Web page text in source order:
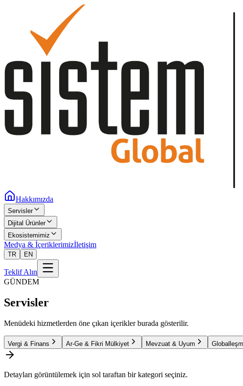
Hakkımızda
Servisler
Dijital Ürünler
Ekosistemimiz
Medya & İçeriklerimizİletişim
TR EN
Teklif Alın
GÜNDEM
Servisler
Menüdeki hizmetlerden öne çıkan içerikler burada gösterilir.
Vergi & Finans Ar-Ge & Fikri Mülkiyet Mevzuat & Uyum
Detayları görüntülemek için sol taraftan bir kategori seçiniz.